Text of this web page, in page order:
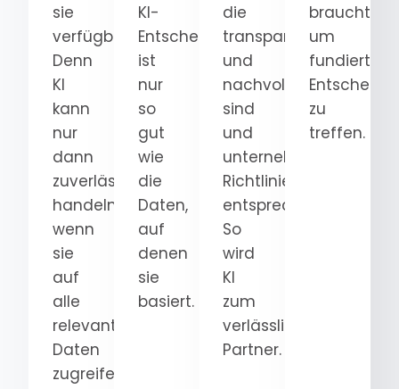
sie
verfügbar.
Denn
KI
kann
nur
dann
zuverlässig
handeln,
wenn
sie
auf
alle
relevanten
Daten
zugreifen
KI-
Entscheidung
ist
nur
so
gut
wie
die
Daten,
auf
denen
sie
basiert.
die
transparent
und
nachvollziehbar
sind
und
unternehmensweiten
Richtlinien
entsprechen.
So
wird
KI
zum
verlässlichen
Partner.
braucht,
um
fundierte
zu
treffen.